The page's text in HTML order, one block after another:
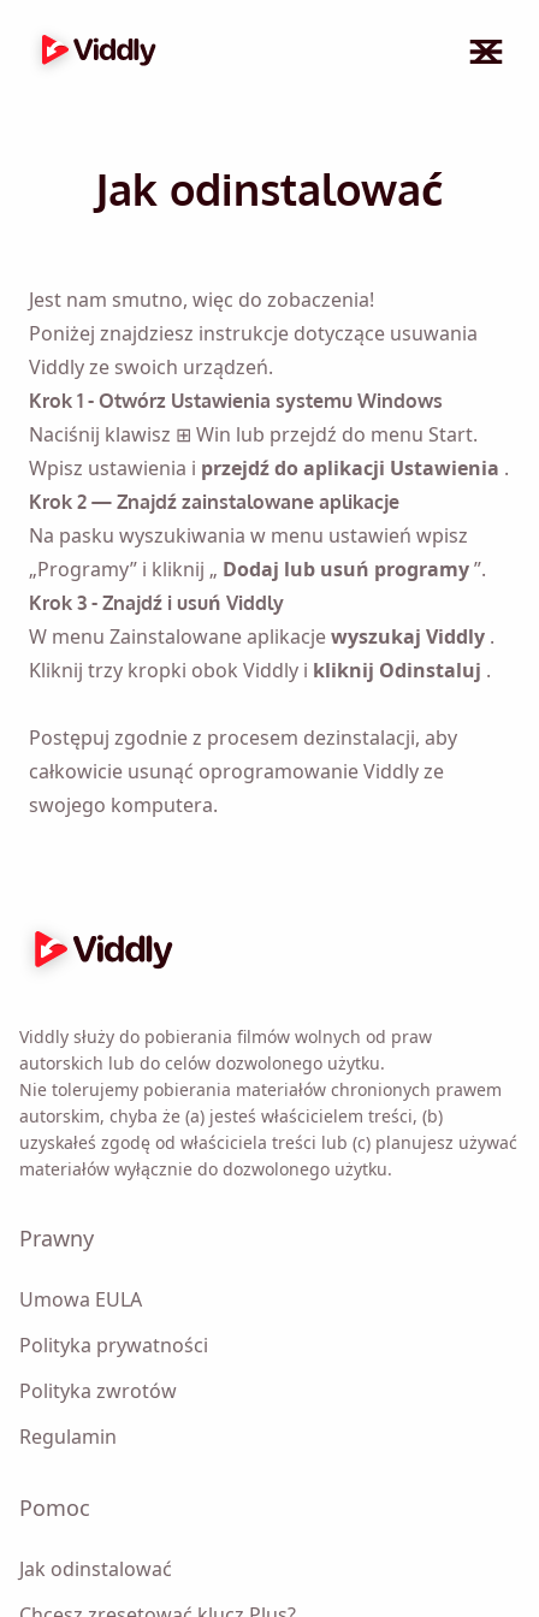
Jak odinstalować
Jest nam smutno, więc do zobaczenia!
Poniżej znajdziesz instrukcje dotyczące usuwania
Viddly ze swoich urządzeń.
Krok 1 - Otwórz Ustawienia systemu Windows
Naciśnij klawisz ⊞ Win lub przejdź do menu Start.
Wpisz ustawienia i przejdź do aplikacji Ustawienia .
Krok 2 — Znajdź zainstalowane aplikacje
Na pasku wyszukiwania w menu ustawień wpisz
„Programy” i kliknij „ Dodaj lub usuń programy”.
Krok 3 - Znajdź i usuń Viddly
W menu Zainstalowane aplikacjewyszukaj Viddly .
Kliknij trzy kropki obok Viddly i kliknij Odinstaluj .
Postępuj zgodnie z procesem dezinstalacji, aby
całkowicie usunąć oprogramowanie Viddly ze
swojego komputera.
Viddly służy do pobierania filmów wolnych od praw
autorskich lub do celów dozwolonego użytku.
Nie tolerujemy pobierania materiałów chronionych prawem
autorskim, chyba że (a) jesteś właścicielem treści, (b)
uzyskałeś zgodę od właściciela treści lub (c) planujesz używać
materiałów wyłącznie do dozwolonego użytku.
Prawny
Umowa EULA
Polityka prywatności
Polityka zwrotów
Regulamin
Pomoc
Jak odinstalować
Przypomnij mi 🔔
Wyślij sobie przypomnienie o pobraniu Viddly,
gdy wrócisz do komputera z systemem MacOS
Name
Zaznaczając tę ​​opcję zgadzasz się z nasząPolityką
Prywatności.